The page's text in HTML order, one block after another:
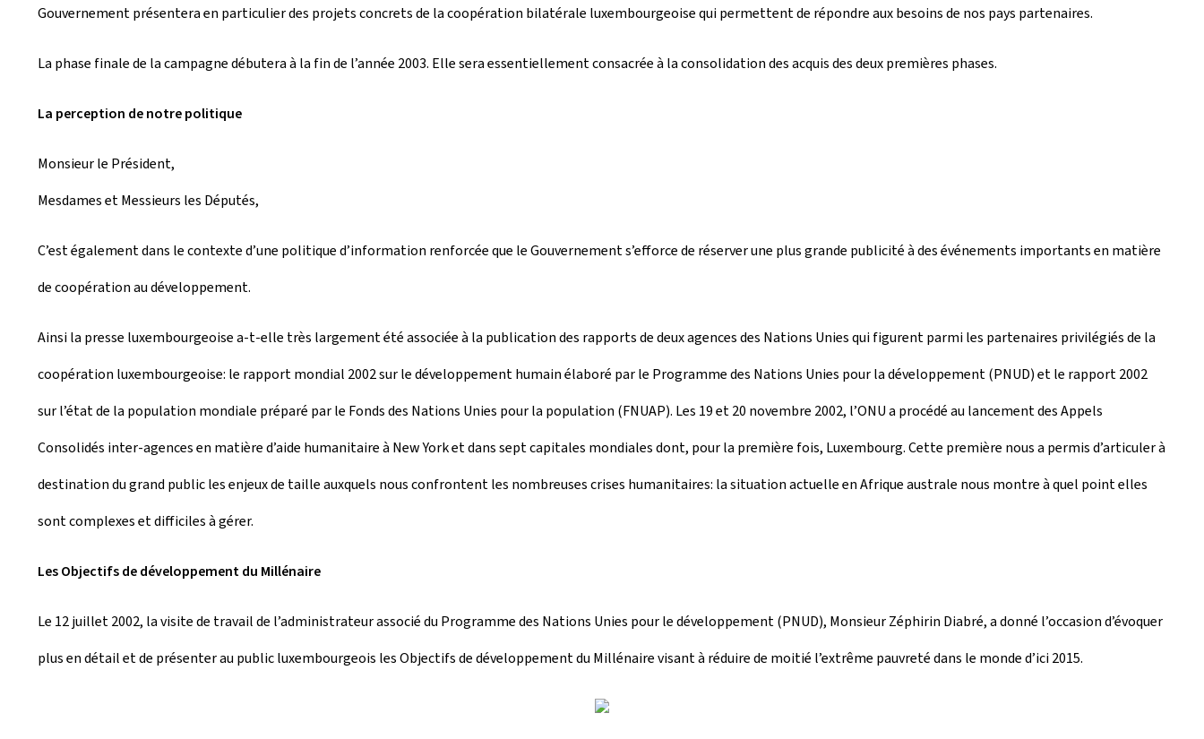
Gouvernement présentera en particulier des projets concrets de la coopération bilatérale luxembourgeoise qui permettent de répondre aux besoins de nos pays partenaires.
La phase finale de la campagne débutera à la fin de l’année 2003. Elle sera essentiellement consacrée à la consolidation des acquis des deux premières phases.
La perception de notre politique
Monsieur le Président,
Mesdames et Messieurs les Députés,
C’est également dans le contexte d’une politique d’information renforcée que le Gouvernement s’efforce de réserver une plus grande publicité à des événements importants en matière
de coopération au développement.
Ainsi la presse luxembourgeoise a-t-elle très largement été associée à la publication des rapports de deux agences des Nations Unies qui figurent parmi les partenaires privilégiés de la
coopération luxembourgeoise: le rapport mondial 2002 sur le développement humain élaboré par le Programme des Nations Unies pour la développement (PNUD) et le rapport 2002
sur l’état de la population mondiale préparé par le Fonds des Nations Unies pour la population (FNUAP). Les 19 et 20 novembre 2002, l’ONU a procédé au lancement des Appels
Consolidés inter-agences en matière d’aide humanitaire à New York et dans sept capitales mondiales dont, pour la première fois, Luxembourg. Cette première nous a permis d’articuler à
destination du grand public les enjeux de taille auxquels nous confrontent les nombreuses crises humanitaires: la situation actuelle en Afrique australe nous montre à quel point elles
sont complexes et difficiles à gérer.
Les Objectifs de développement du Millénaire
Le 12 juillet 2002, la visite de travail de l’administrateur associé du Programme des Nations Unies pour le développement (PNUD), Monsieur Zéphirin Diabré, a donné l’occasion d’évoquer
plus en détail et de présenter au public luxembourgeois les Objectifs de développement du Millénaire visant à réduire de moitié l’extrême pauvreté dans le monde d’ici 2015.